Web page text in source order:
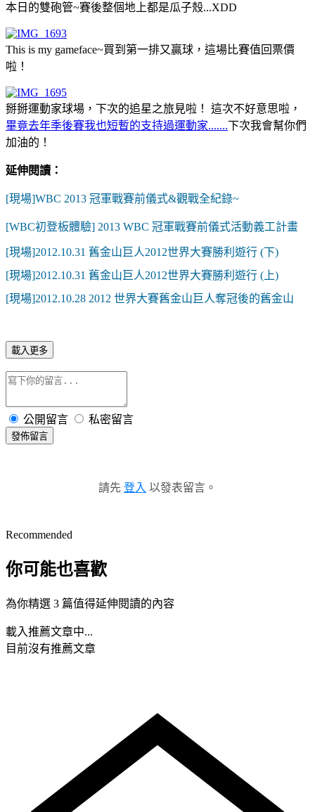
本日的雙砲管~賽後整個地上都是瓜子殼...XDD
This is my gameface~買到第一排又贏球，這場比賽值回票價
啦！
掰掰運動家球場，下次的追星之旅見啦！ 這次不好意思啦，
畢竟去年季後賽我也短暫的支持過運動家.......下次我會幫你們
加油的！
延伸閱讀：
[現場]WBC 2013 冠軍戰賽前儀式&觀戰全紀錄~
[WBC初登板體驗] 2013 WBC 冠軍戰賽前儀式活動義工計畫
[現場]2012.10.31 舊金山巨人2012世界大賽勝利遊行 (下)
[現場]2012.10.31 舊金山巨人2012世界大賽勝利遊行 (上)
[現場]2012.10.28 2012 世界大賽舊金山巨人奪冠後的舊金山
載入更多
公開留言 私密留言
發佈留言
請先 登入 以發表留言。
Recommended
你可能也喜歡
為你精選 3 篇值得延伸閱讀的內容
載入推薦文章中...
目前沒有推薦文章